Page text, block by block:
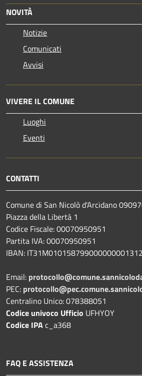
NOVITÀ
Notizie
Comunicati
Avvisi
VIVERE IL COMUNE
Luoghi
Eventi
CONTATTI
Comune di San Nicolò d'Arcidano
Piazza della Libertà 1
Codice Fiscale: 00070950951
Partita IVA: 00070950951
IBAN:
Email:
PEC:
Centralino Unico: 078388051
Codice univoco Ufficio UFHYOY
Codice IPAc_a368
FAQ E ASSISTENZA